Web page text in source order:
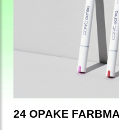
24 OPAKE